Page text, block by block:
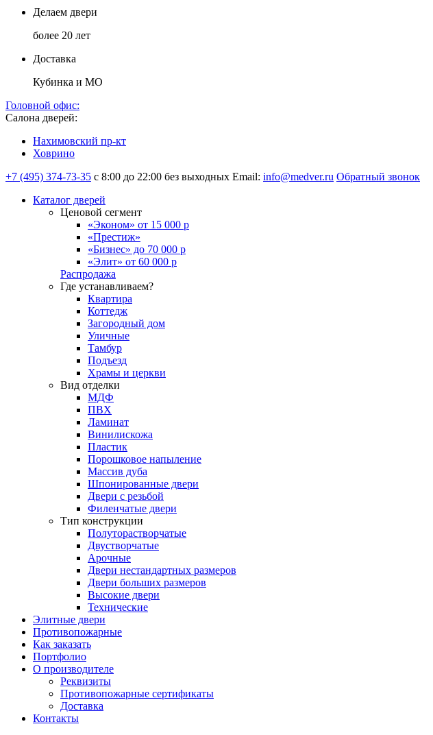
Делаем двери
более 20 лет
Доставка
Кубинка и МО
Головной офис:
Салона дверей:
Нахимовский пр-кт
Ховрино
+7 (495) 374-73-35 с 8:00 до 22:00 без выходных Email: info@medver.ru Обратный звонок
Каталог дверей
Ценовой сегмент
«Эконом» от 15 000 р
«Престиж»
«Бизнес» до 70 000 р
«Элит» от 60 000 р
Распродажа
Где устанавливаем?
Квартира
Коттедж
Загородный дом
Уличные
Тамбур
Подъезд
Храмы и церкви
Вид отделки
МДФ
ПВХ
Ламинат
Винилискожа
Пластик
Порошковое напыление
Массив дуба
Шпонированные двери
Двери с резьбой
Филенчатые двери
Тип конструкции
Полуторастворчатые
Двустворчатые
Арочные
Двери нестандартных размеров
Двери больших размеров
Высокие двери
Технические
Элитные двери
Противопожарные
Как заказать
Портфолио
О производителе
Реквизиты
Противопожарные сертификаты
Доставка
Контакты